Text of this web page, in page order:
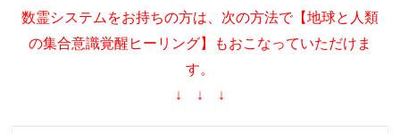
数霊システムをお持ちの方は 、次の方法で【地球と人類
の集合意識覚醒ヒーリング】もおこなっていただけま
す。
↓ ↓ ↓